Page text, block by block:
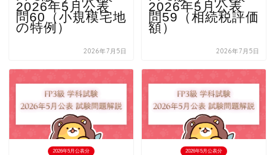
2026年5月公表
問60（小規模宅地
の特例）
2026年7月5日
2026年5月公表
問59（相続税評価
額）
2026年7月5日
2026年5月公表分 2026年5月公表分